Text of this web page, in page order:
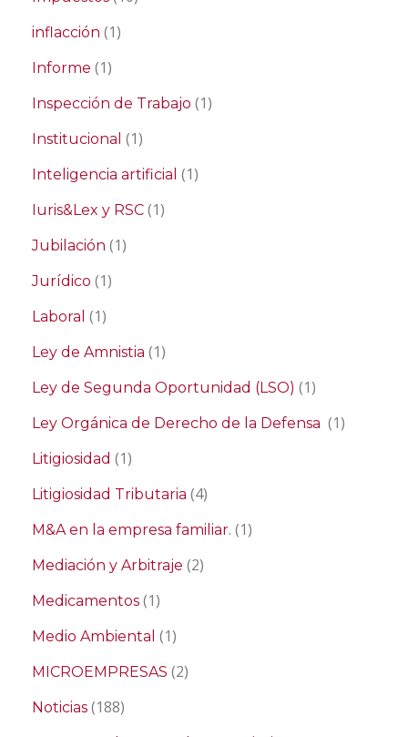
inflacción (1)
Informe (1)
Inspección de Trabajo (1)
Institucional (1)
Inteligencia artificial (1)
Iuris&Lex y RSC (1)
Jubilación (1)
Jurídico (1)
Laboral (1)
Ley de Amnistia (1)
Ley de Segunda Oportunidad (LSO) (1)
Ley Orgánica de Derecho de la Defensa (1)
Litigiosidad (1)
Litigiosidad Tributaria (4)
M&A en la empresa familiar. (1)
Mediación y Arbitraje (2)
Medicamentos (1)
Medio Ambiental (1)
MICROEMPRESAS (2)
Noticias (188)